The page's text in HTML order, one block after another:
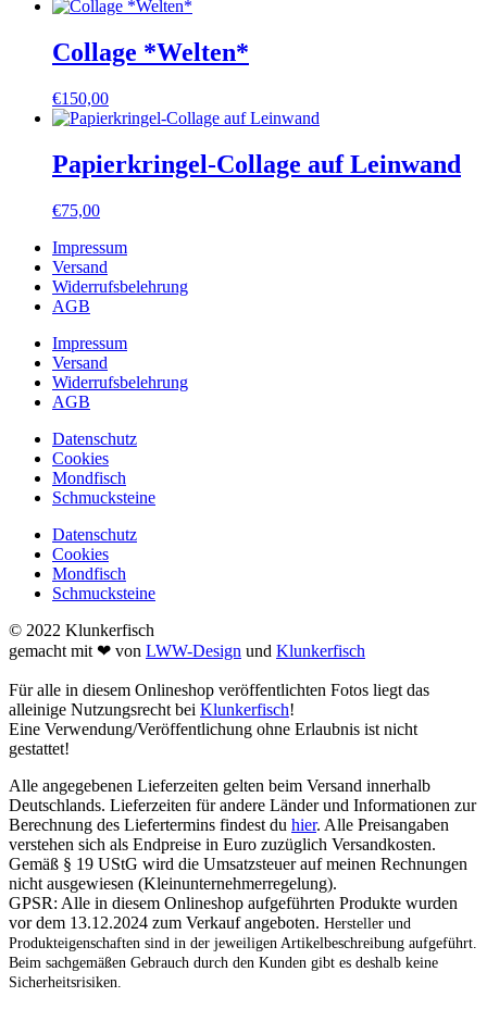
Collage *Welten*
€150,00
Papierkringel-Collage auf Leinwand
€75,00
Impressum
Versand
Widerrufsbelehrung
AGB
Impressum
Versand
Widerrufsbelehrung
AGB
Datenschutz
Cookies
Mondfisch
Schmucksteine
Datenschutz
Cookies
Mondfisch
Schmucksteine
© 2022 Klunkerfisch
gemacht mit ❤ von LWW-Design und Klunkerfisch
Für alle in diesem Onlineshop veröffentlichten Fotos liegt das
alleinige Nutzungsrecht bei Klunkerfisch!
Eine Verwendung/Veröffentlichung ohne Erlaubnis ist nicht
gestattet!
Alle angegebenen Lieferzeiten gelten beim Versand innerhalb
Deutschlands. Lieferzeiten für andere Länder und Informationen zur
Berechnung des Liefertermins findest du hier. Alle Preisangaben
verstehen sich als Endpreise in Euro zuzüglich Versandkosten.
Gemäß § 19 UStG wird die Umsatzsteuer auf meinen Rechnungen
nicht ausgewiesen (Kleinunternehmerregelung).
GPSR: Alle in diesem Onlineshop aufgeführten Produkte wurden
vor dem 13.12.2024 zum Verkauf angeboten. Hersteller und
Produkteigenschaften sind in der jeweiligen Artikelbeschreibung aufgeführt.
Beim sachgemäßen Gebrauch durch den Kunden gibt es deshalb keine
Sicherheitsrisiken.